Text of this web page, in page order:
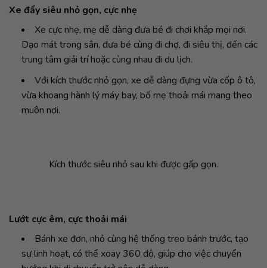
Xe đẩy siêu nhỏ gọn, cực nhẹ
Xe cực nhẹ, mẹ dễ dàng đưa bé đi chơi khắp mọi nơi.
Dạo mát trong sân, đưa bé cùng đi chợ, đi siêu thị, đến các
trung tâm giải trí hoặc cùng nhau đi du lịch.
Với kích thước nhỏ gọn, xe dễ dàng đựng vừa cốp ô tô,
vừa khoang hành lý máy bay, bố mẹ thoải mái mang theo
muôn nơi.
Kích thước siêu nhỏ sau khi được gấp gọn.
Lướt cực êm, cực thoải mái
Bánh xe đơn, nhỏ cùng hệ thống treo bánh trước, tạo
sự linh hoạt, có thể xoay 360 độ, giúp cho việc chuyển